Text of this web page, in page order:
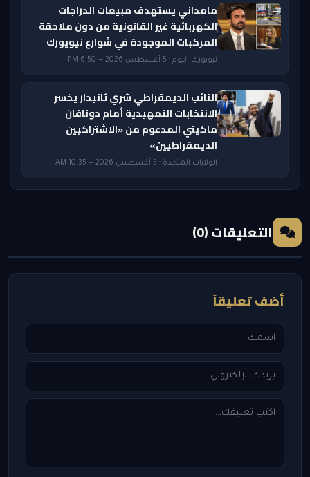
مامداني يستهدف مبيعات الدراجات
الكهربائية غير القانونية من دون ملاحقة
المركبات الموجودة في شوارع نيويورك
نيويورك اليوم · 5 أغسطس 2026 — 6:50 PM
النائب الديمقراطي شري ثانيدار يخسر
الانتخابات التمهيدية أمام دونافان
ماكيني المدعوم من «الاشتراكيين
الديمقراطيين»
الولايات المتحدة · 5 أغسطس 2026 — 10:35 AM
التعليقات (0)
أضف تعليقاً